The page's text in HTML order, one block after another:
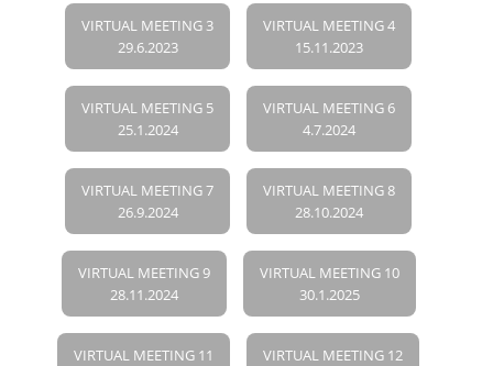
VIRTUAL MEETING 3
29.6.2023
VIRTUAL MEETING 4
15.11.2023
VIRTUAL MEETING 5
25.1.2024
VIRTUAL MEETING 6
4.7.2024
VIRTUAL MEETING 7
26.9.2024
VIRTUAL MEETING 8
28.10.2024
VIRTUAL MEETING 9
28.11.2024
VIRTUAL MEETING 10
30.1.2025
VIRTUAL MEETING 11
VIRTUAL MEETING 12